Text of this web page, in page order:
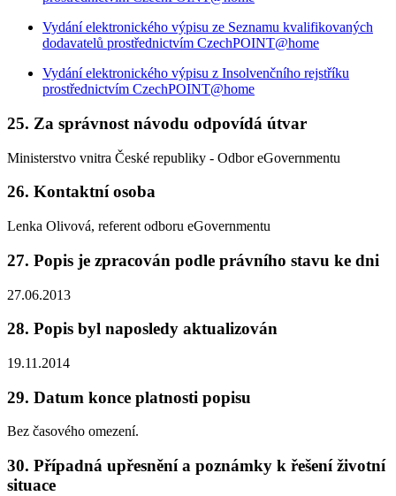
Vydání elektronického výpisu ze Seznamu kvalifikovaných
dodavatelů prostřednictvím CzechPOINT@home
Vydání elektronického výpisu z Insolvenčního rejstříku
prostřednictvím CzechPOINT@home
25. Za správnost návodu odpovídá útvar
Ministerstvo vnitra České republiky - Odbor eGovernmentu
26. Kontaktní osoba
Lenka Olivová, referent odboru eGovernmentu
27. Popis je zpracován podle právního stavu ke dni
27.06.2013
28. Popis byl naposledy aktualizován
19.11.2014
29. Datum konce platnosti popisu
Bez časového omezení.
30. Případná upřesnění a poznámky k řešení životní
situace